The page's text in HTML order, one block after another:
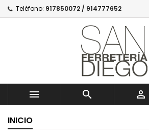
Teléfono: 917850072 / 914777652
  
INICIO